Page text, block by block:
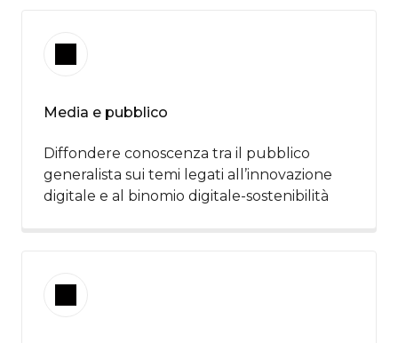
Media e pubblico
Diffondere conoscenza tra il pubblico
generalista sui temi legati all’innovazione
digitale e al binomio digitale-sostenibilità ​